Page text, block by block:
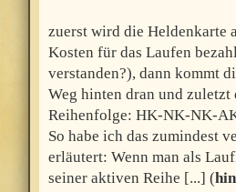
zuerst wird die Heldenkarte
Kosten für das Laufen
verstanden?), dann kommt
Weg hinten dran und zuletzt
Reihenfolge: HK-NK-NK-
So habe ich das zumindest
erläutert: Wenn man als
seiner aktiven Reihe [...] (